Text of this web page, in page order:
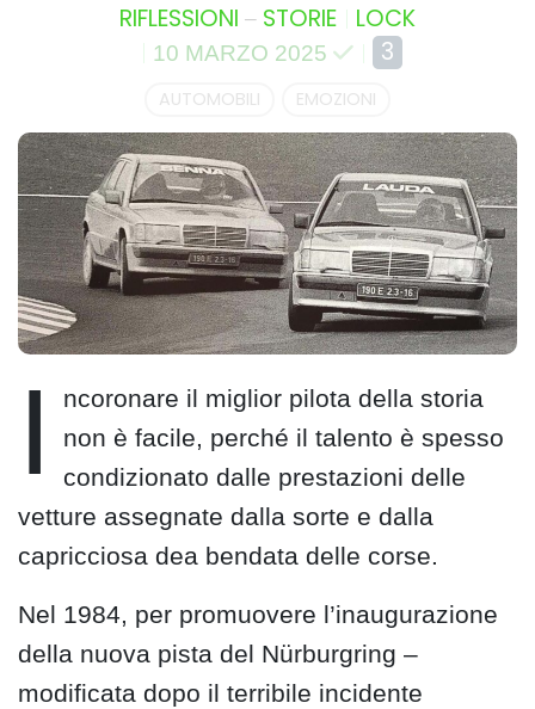
RIFLESSIONI – STORIE LOCK
10 MARZO 2025 3
AUTOMOBILI EMOZIONI
I
ncoronare il miglior pilota della storia
non è facile, perché il talento è spesso
condizionato dalle prestazioni delle
vetture assegnate dalla sorte e dalla
capricciosa dea bendata delle corse.
Nel 1984, per promuovere l’inaugurazione
della nuova pista del Nürburgring –
modificata dopo il terribile incidente